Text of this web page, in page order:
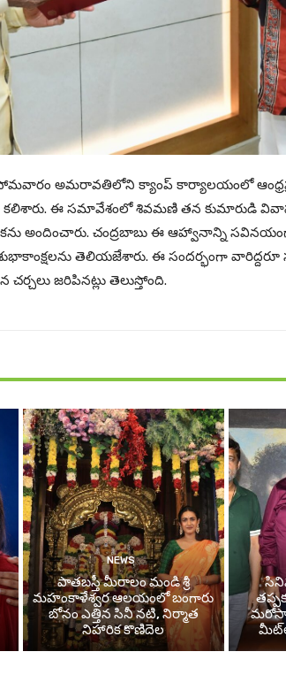
సోమవారం అమరావతిలోని క్యాంప్ కార్యాలయంలో
కలిశారు. ఈ సమావేశంలో శివమణి తన కుమారుడి
అందించారు. చంద్రబాబు ఈ ఆహ్వానాన్ని
తెలియజేశారు. ఈ సందర్భంగా వారిద్దరూ
జరిపినట్లు తెలుస్తోంది.
NEWS
పాతబస్తీ మీరాలం మండి శ్రీ
మహంకాళేశ్వర ఆలయంలో బంగారు
బోనం ఎత్తిన సినీ నటి, నిర్మాత
నిహారిక కొణిదెల